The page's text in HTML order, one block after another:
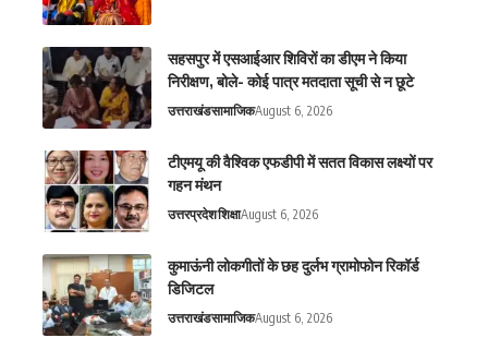
सहसपुर में एसआईआर शिविरों का डीएम ने किया
निरीक्षण, बोले- कोई पात्र मतदाता सूची से न छूटे
उत्तराखंडसामाजिकAugust 6, 2026
टीएमयू की वैश्विक एफडीपी में सतत विकास लक्ष्यों पर
गहन मंथन
उत्तरप्रदेशशिक्षाAugust 6, 2026
कुमाऊंनी लोकगीतों के छह दुर्लभ ग्रामोफोन रिकॉर्ड
डिजिटल
उत्तराखंडसामाजिकAugust 6, 2026